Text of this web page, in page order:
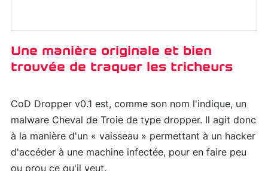
Une manière originale et bien
trouvée de traquer les tricheurs
CoD Dropper v0.1 est, comme son nom l'indique, un
malware Cheval de Troie de type dropper. Il agit donc
à la manière d'un « vaisseau » permettant à un hacker
d'accéder à une machine infectée, pour en faire peu
ou prou ce qu'il veut.